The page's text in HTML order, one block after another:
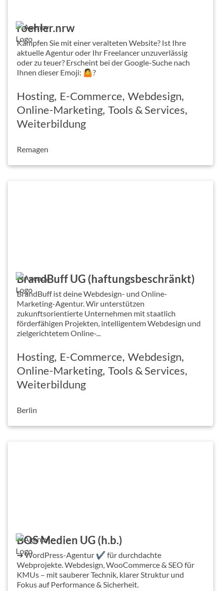
roehler.nrw
Kämpfen Sie mit einer veralteten Website? Ist Ihre
aktuelle Agentur oder Ihr Freelancer unzuverlässig
oder zu teuer? Erscheint bei der Google-Suche nach
Ihnen dieser Emoji: 🤷?
Hosting E-Commerce Webdesign
Online-Marketing Tools & Services
Weiterbildung
Remagen
BrandBuff UG (haftungsbeschränkt)
BrandBuff ist deine Webdesign- und Online-
Marketing-Agentur. Wir unterstützen
zukunftsorientierte Unternehmen mit staatlich
förderfähigen Projekten, intelligentem Webdesign und
zielgerichtetem Online-...
Hosting E-Commerce Webdesign
Online-Marketing Tools & Services
Weiterbildung
Berlin
BOS Medien UG (h.b.)
➔ WordPress-Agentur ✔ für durchdachte
Webprojekte. Webdesign, WooCommerce & SEO für
KMUs – mit sauberer Technik, klarer Struktur und
Fokus auf Performance & Sicherheit.